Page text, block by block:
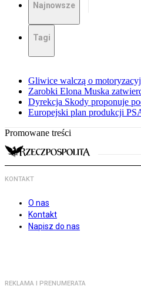
Najnowsze
Tagi
Gliwice walczą o
Zarobki Elona Muska
Dyrekcja Skody proponuje
Europejski plan produkcji
Promowane treści
KONTAKT
O nas
Kontakt
Napisz do nas
REKLAMA I PRENUMERATA